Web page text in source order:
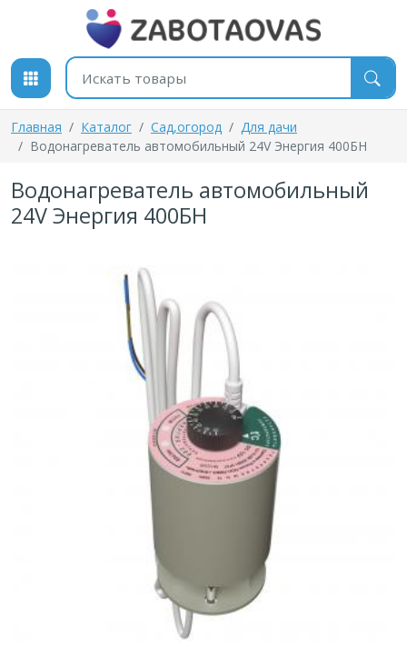
К содержимому
Поиск товаров
Главная Каталог Cад,огород
Для дачи
Водонагреватель автомобильный 24V Энергия 400БН
Водонагреватель автомобильный
24V Энергия 400БН